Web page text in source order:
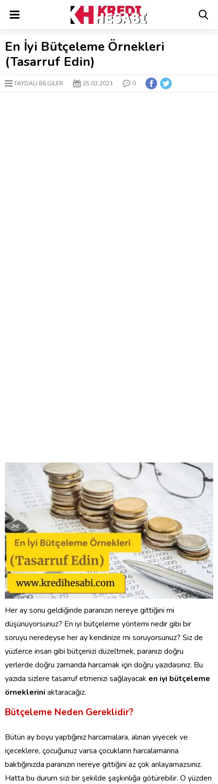
En İyi Bütçeleme Örnekleri
(Tasarruf Edin)
FAYDALI BİLGİLER 25.03.2021 0
Her ay sonu geldiğinde paranızın nereye gittiğini mi
düşünüyorsunuz? En iyi bütçeleme yöntemi nedir gibi bir
soruyu neredeyse her ay kendinize mi soruyorsunuz? Siz de
yüzlerce insan gibi bütçenizi düzeltmek, paranızı doğru
yerlerde doğru zamanda harcamak için doğru yazıdasınız. Bu
yazıda sizlere tasarruf etmenizi sağlayacak en iyi bütçeleme
örneklerini aktaracağız.
Bütçeleme Neden Gereklidir?
Bütün ay boyu yaptığınız harcamalara, alınan yiyecek ve
içeceklere, çocuğunuz varsa çocukların harcalamarına
baktığınızda paranızın nereye gittiğini az çok anlayamazsınız.
Hatta bu durum sizi bir şekilde şaşkınlığa götürebilir. O yüzden